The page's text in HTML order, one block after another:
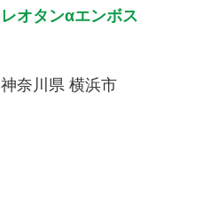
レオタンαエンボス
神奈川県 横浜市